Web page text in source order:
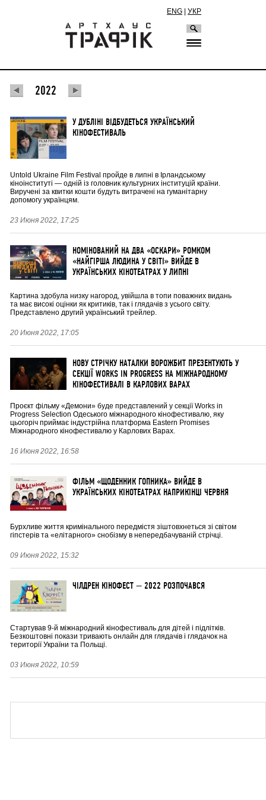
ENG УКР
2022
У ДУБЛІНІ ВІДБУДЕТЬСЯ УКРАЇНСЬКИЙ
КІНОФЕСТИВАЛЬ
Untold Ukraine Film Festival пройде в липні в Ірландському
кіноінституті — одній із головник культурних інституцій країни.
Виручені за квитки кошти будуть витрачені на гуманітарну
допомогу українцям.
23 Июня 2022, 17:25
НОМІНОВАНИЙ НА ДВА «ОСКАРИ» РОМКОМ
«НАЙГІРША ЛЮДИНА У СВІТІ» ВИЙДЕ В
УКРАЇНСЬКИХ КІНОТЕАТРАХ У ЛИПНІ
Картина здобула низку нагород, увійшла в топи поважних видань
та має високі оцінки як критиків, так і глядачів з усього світу.
Представлено другий український трейлер.
20 Июня 2022, 17:05
НОВУ СТРІЧКУ НАТАЛКИ ВОРОЖБИТ ПРЕЗЕНТУЮТЬ У
СЕКЦІЇ WORKS IN PROGRESS НА МІЖНАРОДНОМУ
КІНОФЕСТИВАЛІ В КАРЛОВИХ ВАРАХ
Проєкт фільму «Демони» буде представлений у секції Works in
Progress Selection Одеського міжнародного кінофестивалю, яку
цьогоріч приймає ​індустрійна платформа Eastern Promises
Міжнародного кінофестивалю у Карлових Варах.
16 Июня 2022, 16:58
ФІЛЬМ «ЩОДЕННИК ГОПНИКА» ВИЙДЕ В
УКРАЇНСЬКИХ КІНОТЕАТРАХ НАПРИКІНЦІ ЧЕРВНЯ
Бурхливе життя кримінального передмістя зіштовхнеться зі світом
гіпстерів та «елітарного» снобізму в непередбачуваній стрічці.
09 Июня 2022, 15:32
ЧІЛДРЕН КІНОФЕСТ — 2022 РОЗПОЧАВСЯ
Стартував 9-й міжнародний кінофестиваль для дітей і підлітків.
Безкоштовні покази тривають онлайн для глядачів і глядачок на
території України та Польщі.
03 Июня 2022, 10:59